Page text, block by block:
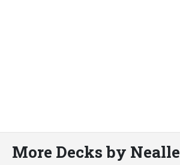
More Decks by Nealle